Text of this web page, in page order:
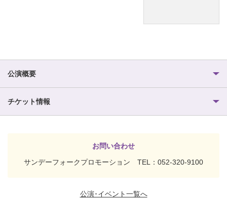
公演概要
チケット情報
お問い合わせ
サンデーフォークプロモーション TEL：052-320-9100
公演･イベント一覧へ